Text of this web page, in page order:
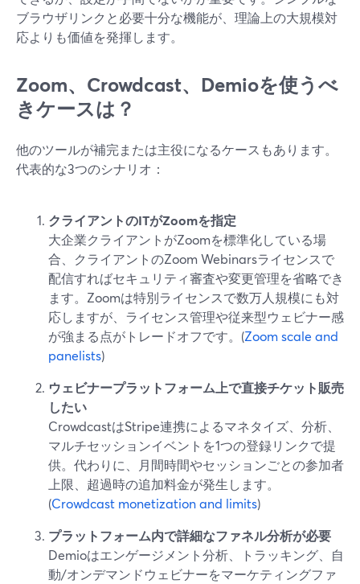
ブラウザリンクと必要十分な機能が、理論上の大規模対
応よりも価値を発揮します。
Zoom、Crowdcast、Demioを使うべ
きケースは？
他のツールが補完または主役になるケースもあります。
代表的な3つのシナリオ：
クライアントのITがZoomを指定
大企業クライアントがZoomを標準化している場
合、クライアントのZoom Webinarsライセンスで
配信すればセキュリティ審査や変更管理を省略でき
ます。Zoomは特別ライセンスで数万人規模にも対
応しますが、ライセンス管理や従来型ウェビナー感
が強まる点がトレードオフです。(Zoom scale and
panelists)
ウェビナープラットフォーム上で直接チケット販売
したい
CrowdcastはStripe連携によるマネタイズ、分析、
マルチセッションイベントを1つの登録リンクで提
供。代わりに、月間時間やセッションごとの参加者
上限、超過時の追加料金が発生します。
(Crowdcast monetization and limits)
プラットフォーム内で詳細なファネル分析が必要
Demioはエンゲージメント分析、トラッキング、自
動/オンデマンドウェビナーをマーケティングファ